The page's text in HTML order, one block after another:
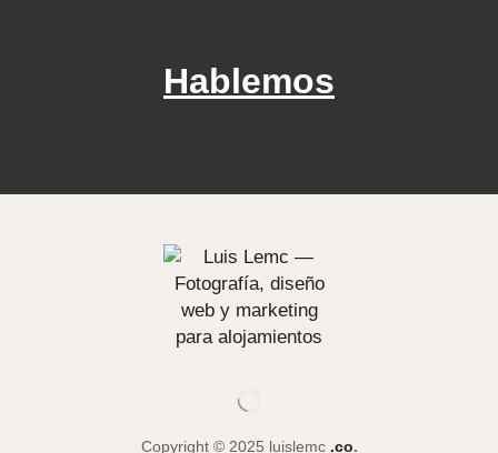
Hablemos
Copyright © 2025 luislemc .co.